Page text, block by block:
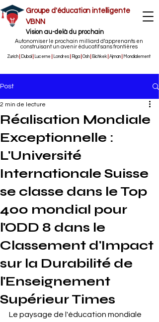
Groupe d'éducation intelligente
VBNN
Vision au-delà du prochain
Autonomiser le prochain milliard d’apprenants en
construisant un avenir éducatif sans frontières
Zurich Dubaï Lucerne Londres Riga Osh Bichkek Ajman Mondialement
Post
Réalisation Mondiale
Exceptionnelle :
L'Université
Internationale Suisse
se classe dans le Top
400 mondial pour
l'ODD 8 dans le
Classement d'Impact
sur la Durabilité de
l'Enseignement
Supérieur Times
2 min de lecture
Le paysage de l'éducation mondiale